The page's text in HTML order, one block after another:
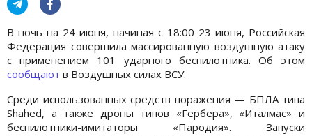
В ночь на 24 июня, начиная с 18:00 23 июня, Российская
Федерация совершила массированную воздушную атаку
с применением 101 ударного беспилотника. Об этом
сообщают в Воздушных силах ВСУ.
Среди использованных средств поражения — БПЛА типа
Shahed, а также дроны типов «Гербера», «Италмас» и
беспилотники-имитаторы «Пародия». Запуски